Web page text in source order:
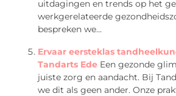
uitdagingen en trends op het
werkgerelateerde
bespreken we...
Ervaar eersteklas
Tandarts Ede Een gezonde
juiste zorg en aandacht. Bij
we dit als geen ander. Onze